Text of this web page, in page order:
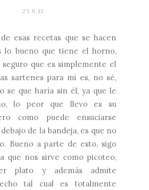
23.9.13
esas recetas que se hacen
lo bueno que tiene el horno,
seguro que es simplemente el
sartenes para mi es, no sé,
se que haría sin él, ya que le
lo peor que llevo es su
como puede ensuciarse
de la bandeja, es que no
Bueno a parte de esto, sigo
que nos sirve como picoteo,
plato y además admite
tal cual es totalmente